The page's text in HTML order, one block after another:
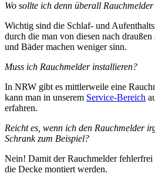
Wo sollte ich denn überall
Wichtig sind die Schlaf- und
durch die man von diesen nach
und Bäder machen weniger sinn.
Muss ich Rauchmelder installieren?
In NRW gibt es mittlerweile eine
kann man in unserem Service-Bereich
erfahren.
Reicht es, wenn ich den Rauchmelder
Schrank zum Beispiel?
Nein! Damit der Rauchmelder
die Decke montiert werden.